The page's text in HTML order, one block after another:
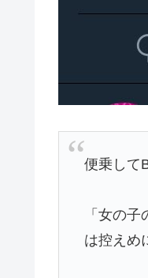
便乗して
「女の
は控えめ